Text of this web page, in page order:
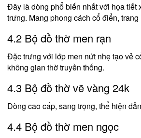
Đây là dòng phổ biến nhất với họa tiết
trưng. Mang phong cách cổ điển, trang
4.2 Bộ đồ thờ men rạn
Đặc trưng với lớp men nứt nhẹ tạo vẻ
không gian thờ truyền thống.
4.3 Bộ đồ thờ vẽ vàng 24k
Dòng cao cấp, sang trọng, thể hiện
4.4 Bộ đồ thờ men ngọc